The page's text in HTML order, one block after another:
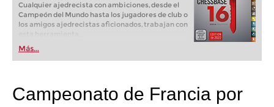
Cualquier ajedrecista con ambiciones, desde el
Campeón del Mundo hasta los jugadores de club o
los amigos ajedrecistas aficionados, trabajan con
Más...
Campeonato de Francia por